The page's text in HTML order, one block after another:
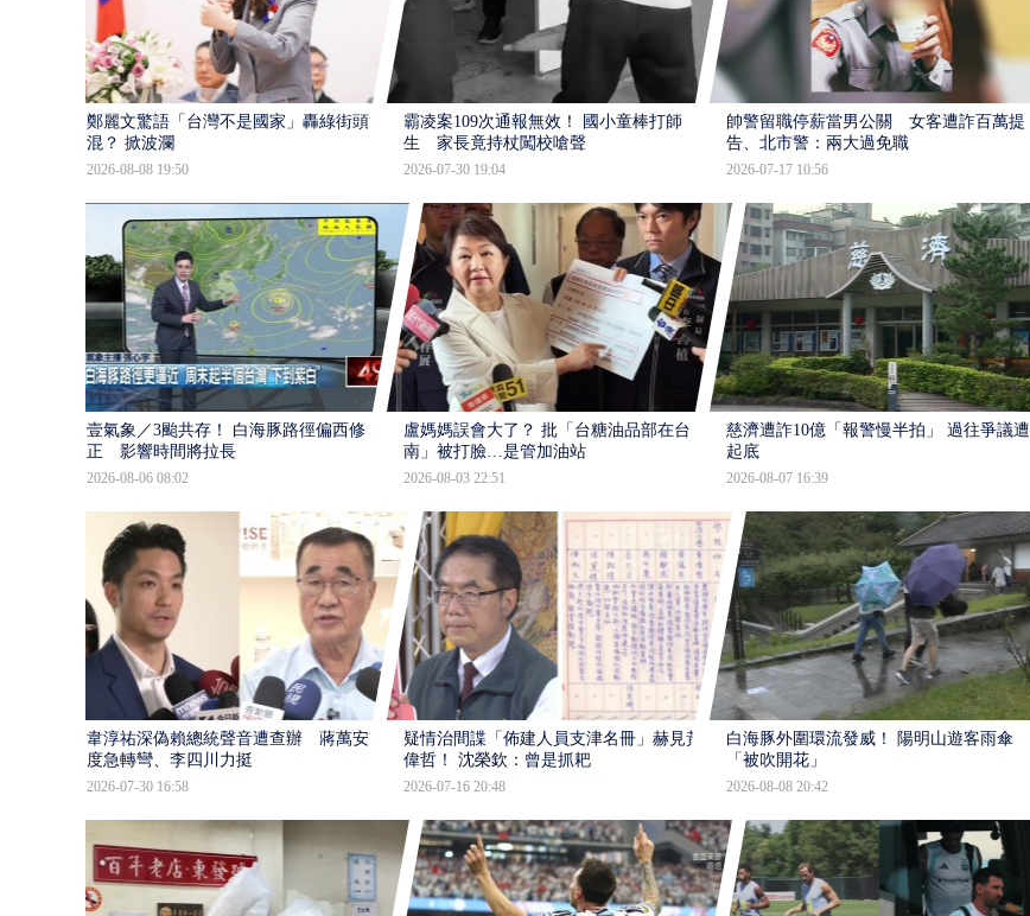
鄭麗文驚語「台灣不是國家」轟綠街頭混
混？ 掀波瀾
2026-08-08 19:50
霸凌案109次通報無效！ 國小童棒打師
生 家長竟持杖闖校嗆聲
2026-07-30 19:04
帥警留職停薪當男公關 女客遭詐百萬提
告、北市警：兩大過免職
2026-07-17 10:56
壹氣象／3颱共存！ 白海豚路徑偏西修
正 影響時間將拉長
2026-08-06 08:02
盧媽媽誤會大了？ 批「台糖油品部在台
南」被打臉…是管加油站
2026-08-03 22:51
慈濟遭詐10億「報警慢半拍」 過往爭議遭
起底
2026-08-07 16:39
韋淳祐深偽賴總統聲音遭查辦 蔣萬安態
度急轉彎、李四川力挺
2026-07-30 16:58
疑情治間諜「佈建人員支津名冊」赫見黃
偉哲！ 沈榮欽：曾是抓耙
2026-07-16 20:48
白海豚外圍環流發威！ 陽明山遊客雨傘
「被吹開花」
2026-08-08 20:42